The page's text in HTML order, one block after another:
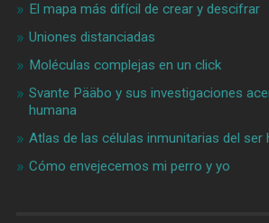
El mapa más difícil de crear y descifrar
Uniones distanciadas
Moléculas complejas en un click
Svante Pääbo y sus investigaciones
humana
Atlas de las células inmunitarias del ser
Cómo envejecemos mi perro y yo